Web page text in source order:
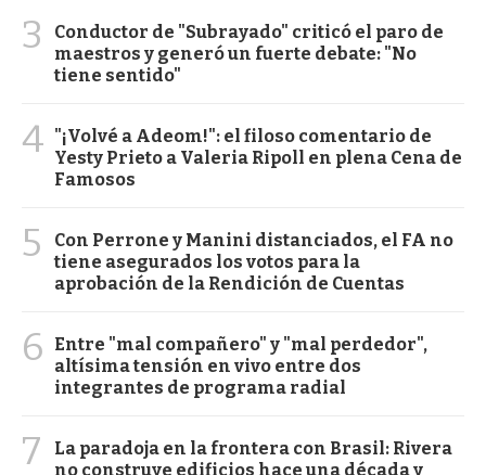
3
Conductor de "Subrayado" criticó el paro de
maestros y generó un fuerte debate: "No
tiene sentido"
4 "¡Volvé a Adeom!": el filoso comentario de
Yesty Prieto a Valeria Ripoll en plena Cena de
Famosos
5
Con Perrone y Manini distanciados, el FA no
tiene asegurados los votos para la
aprobación de la Rendición de Cuentas
6
Entre "mal compañero" y "mal perdedor",
altísima tensión en vivo entre dos
integrantes de programa radial
7
La paradoja en la frontera con Brasil: Rivera
no construye edificios hace una década y